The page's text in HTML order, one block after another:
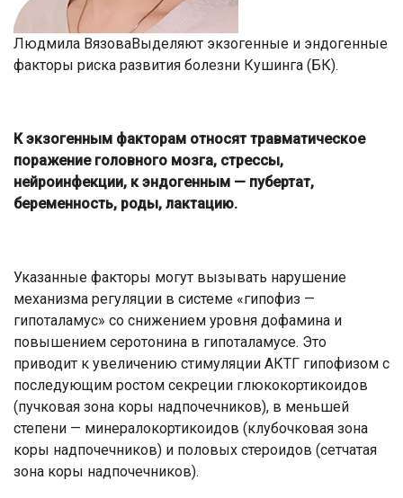
Людмила ВязоваВыделяют экзогенные и эндогенные
факторы риска развития болезни Кушинга (БК).
К экзогенным факторам относят травматическое
поражение головного мозга, стрессы,
нейроинфекции, к эндогенным — пубертат,
беременность, роды, лактацию.
Указанные факторы могут вызывать нарушение
механизма регуляции в системе «гипофиз —
гипоталамус» со снижением уровня дофамина и
повышением серотонина в гипоталамусе. Это
приводит к увеличению стимуляции АКТГ гипофизом с
последующим ростом секреции глюкокортикоидов
(пучковая зона коры надпочечников), в меньшей
степени — минералокортикоидов (клубочковая зона
коры надпочечников) и половых стероидов (сетчатая
зона коры надпочечников).